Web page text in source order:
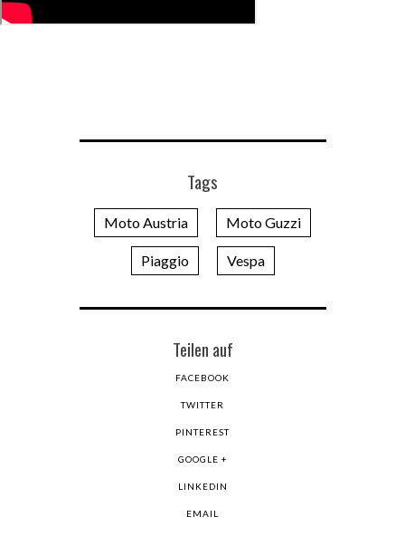
Tags
Moto Austria Moto Guzzi
Piaggio Vespa
Teilen auf
FACEBOOK
TWITTER
PINTEREST
GOOGLE +
LINKEDIN
EMAIL